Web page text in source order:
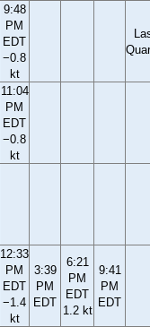
9:48
PM
EDT
−0.8
kt
11:04
PM
EDT
−0.8
kt
12:33
PM
EDT
−1.4
kt
3:39
PM
EDT
6:21
PM
EDT
1.2 kt
9:41
PM
EDT